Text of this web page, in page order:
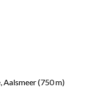
Aalsmeer (750 m)